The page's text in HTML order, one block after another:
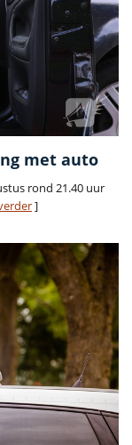
met auto
rond 21.40 uur
]